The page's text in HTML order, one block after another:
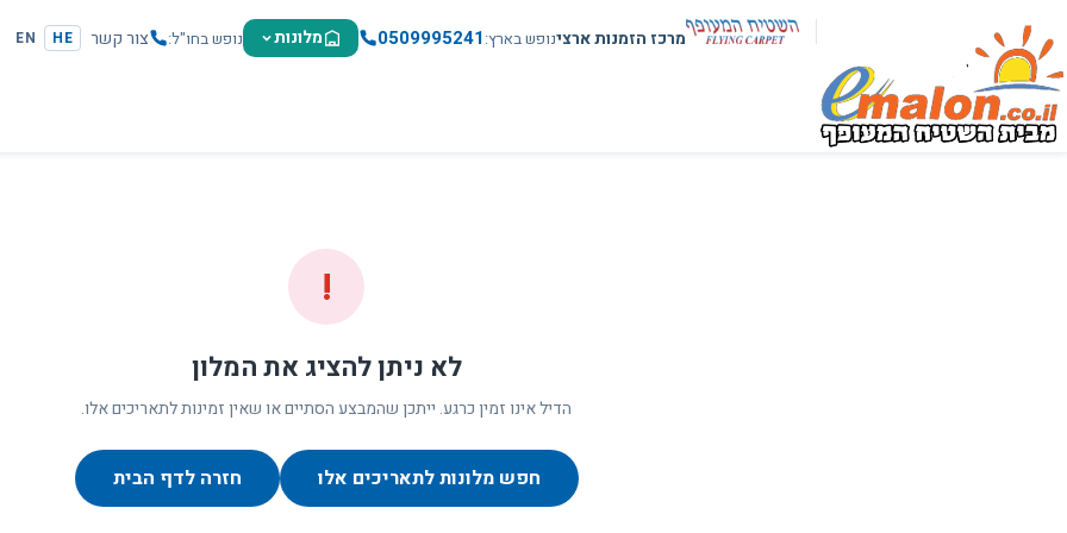
מרכז הזמנות ארצינופש בארץ 0509995241 מלונות נופש בחו"ל צור קשר HE
EN
!
לא ניתן להציג את המלון
הדיל אינו זמין כרגע. ייתכן שהמבצע הסתיים או שאין זמינות לתאריכים אלו.
חפש מלונות לתאריכים אלו חזרה לדף הבית